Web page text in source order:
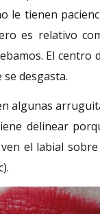
le tienen
es relativo
El centro
desgasta.
algunas
delinear
el labial